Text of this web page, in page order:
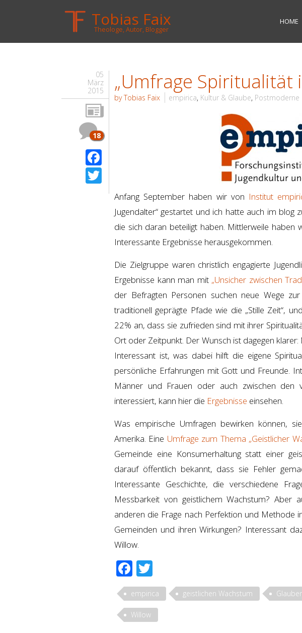
Tobias Faix
Theologe, Autor, Blogger
HOME
05
März
2015
18
„Umfrage Spiritualität
by Tobias Faix empirica, Kultur & Glaube, Postmoderne
Anfang September haben wir von Institut
Jugendalter“ gestartet und ich hatte auch im
die sich daran beteiligt haben. Mittlerweile haben
Interessante Ergebnisse herausgekommen.
Die Zielgruppe waren christlich engagierte
Ergebnisse kann man mit „Unsicher zwischen
der Befragten Personen suchen neue Wege
traditionell geprägte Pfade wie die „Stille Zeit“,
22% an, dass sie zufrieden sind mit ihrer
Ort oder Zeitpunkt. Der Wunsch ist dagegen
Interessant ist, was dabei hilft die eigene
persönliche Erfahrungen mit Gott und Freunde.
Männer und Frauen oder auch zwischen den
interessiert, kann hier die Ergebnisse einsehen.
Was empirische Umfragen bewirken können,
Amerika. Eine Umfrage zum Thema „Geistlicher
Gemeinde eine Konsumerhaltung statt einer
darauf öffentlich bekannt, dass sie Fehler
Interessante Geschichte, die verschiedene
Messbarkeit von geistlichem Wachstum?
anderen die Frage nach Perfektion und Methode
Gemeinden und ihren Wirkungen? Interessant
Willow.
Facebook
empirica geistlichen Wachstum
Willow